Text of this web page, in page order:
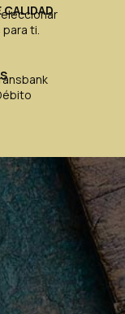
CALIDAD
ti.